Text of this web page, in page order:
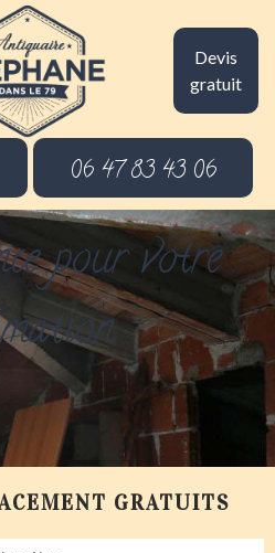
Devis
gratuit
06 47 83 43 06
pour votre
GRATUITS